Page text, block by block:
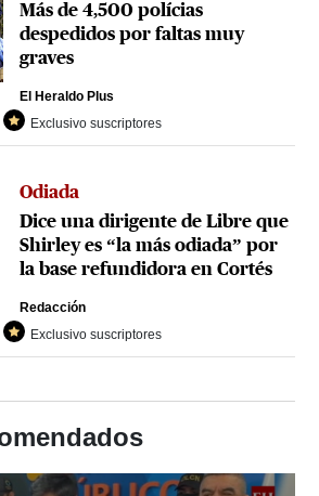
Más de 4,500 polícias
despedidos por faltas muy
graves
El Heraldo Plus
Exclusivo suscriptores
Odiada
Dice una dirigente de Libre que
Shirley es “la más odiada” por
la base refundidora en Cortés
Redacción
Exclusivo suscriptores